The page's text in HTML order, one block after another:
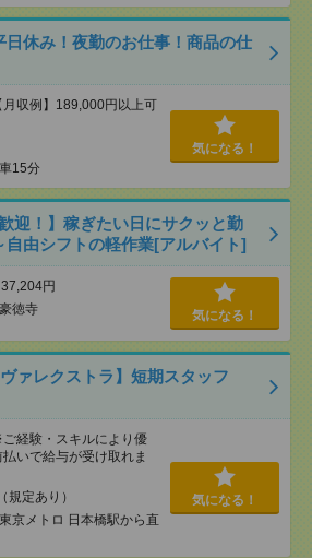
休み！夜勤のお仕事！商品の仕
収例】189,000円以上可
15分
気になる！
迎！】稼ぎたい日にサクッと勤
自由シフトの軽作業[アルバイト]
円
徳寺 気になる！
ァレクストラ】短期スタッフ
経験・スキルにより優
いで給与が受け取れま
規定あり）
京メトロ 日本橋駅から直
気になる！